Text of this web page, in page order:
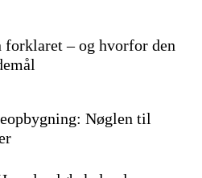
forklaret – og hvorfor den
Nøglen til